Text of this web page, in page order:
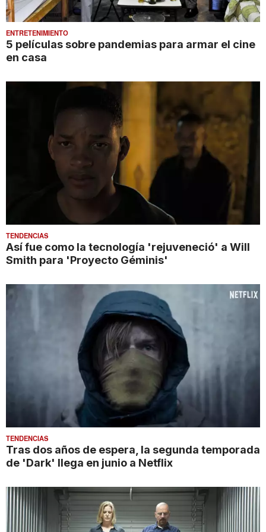
ENTRETENIMIENTO
5 películas sobre pandemias para armar el cine
en casa
TENDENCIAS
Así fue como la tecnología 'rejuveneció' a Will
Smith para 'Proyecto Géminis'
TENDENCIAS
Tras dos años de espera, la segunda temporada
de 'Dark' llega en junio a Netflix